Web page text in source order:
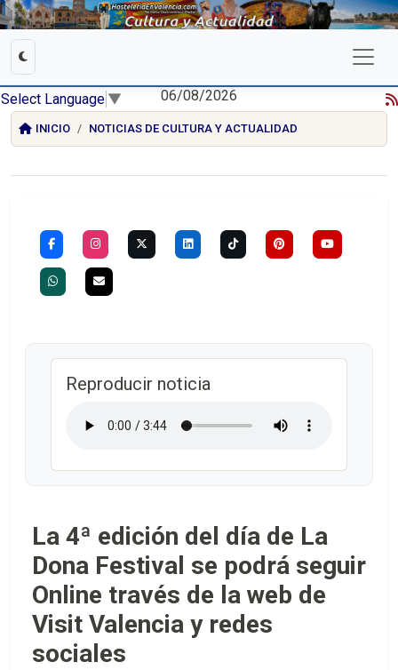
Select Language ▼ 06/08/2026
INICIO NOTICIAS DE CULTURA Y ACTUALIDAD
Reproducir noticia
La 4ª edición del día de La
Dona Festival se podrá seguir
Online través de la web de
Visit Valencia y redes
sociales